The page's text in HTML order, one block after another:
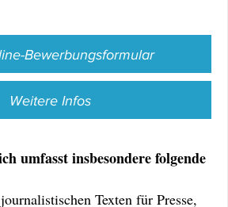
Bewerbungsformular
Weitere Infos
umfasst insbesondere folgende
Texten für Presse,